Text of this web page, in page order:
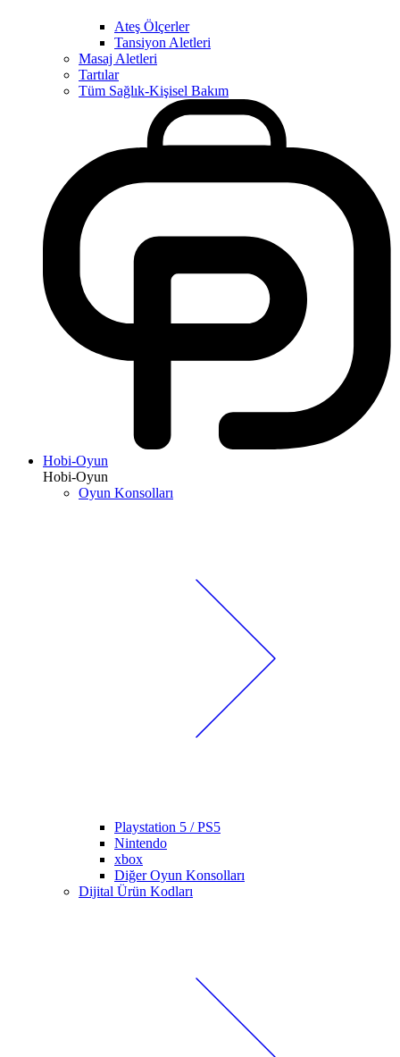
Ateş Ölçerler
Tansiyon Aletleri
Masaj Aletleri
Tartılar
Tüm Sağlık-Kişisel Bakım
Hobi-Oyun
Hobi-Oyun
Oyun Konsolları
Playstation 5 / PS5
Nintendo
xbox
Diğer Oyun Konsolları
Dijital Ürün Kodları